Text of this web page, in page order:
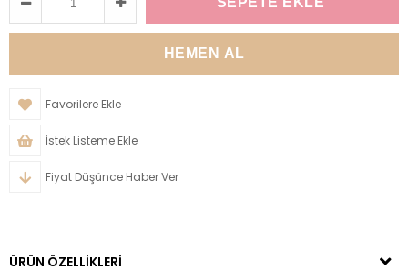
Favorilere Ekle
İstek Listeme Ekle
Fiyat Düşünce Haber Ver
ÜRÜN ÖZELLIKLERI